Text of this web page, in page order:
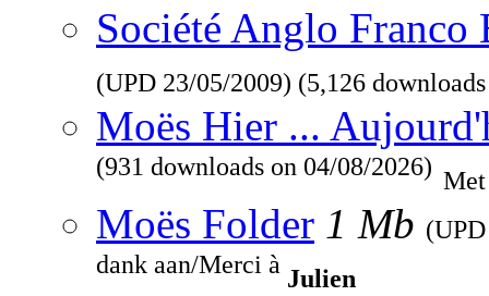
Société Anglo
(UPD 23/05/2009) (5,126
Moës Hier ...
(931 downloads on 04/08/2026)
Moës Folder 1 Mb
dank aan/Merci à Julien